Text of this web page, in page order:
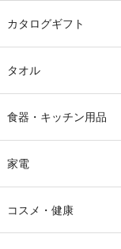
カタログギフト
タオル
食器・キッチン用品
家電
コスメ・健康